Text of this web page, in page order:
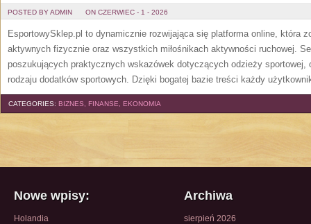
POSTED BY ADMIN ON CZERWIEC - 1 - 2026
EsportowySklep.pl to dynamicznie rozwijająca się platforma online, która
aktywnych fizycznie oraz wszystkich miłośnikach aktywności ruchowej.
poszukujących praktycznych wskazówek dotyczących odzieży sportowej,
rodzaju dodatków sportowych. Dzięki bogatej bazie treści każdy
CATEGORIES: BIZNES, FINANSE, EKONOMIA
Nowe wpisy:
Holandia
Archiwa
sierpień 2026